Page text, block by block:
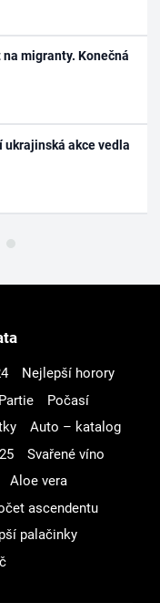
migranty. Konečná
ukrajinská akce vedla
Nejlepší horory
Partie
Počasí
Auto – katalog
Svařené víno
Aloe vera
ascendentu
palačinky